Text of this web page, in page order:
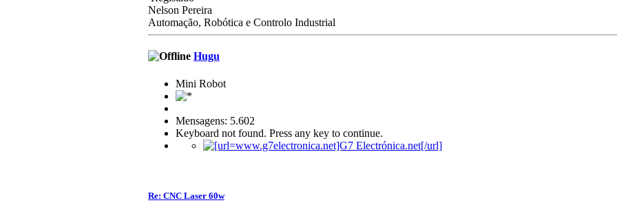
Nelson Pereira
Automação, Robótica e Controlo Industrial
Hugu
Mini Robot
Mensagens: 5.602
Keyboard not found. Press any key to continue.
Re: CNC Laser 60w